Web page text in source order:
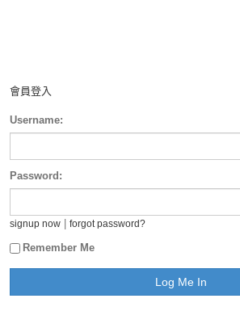
會員登入
Username:
Password:
signup now forgot password?
Remember Me